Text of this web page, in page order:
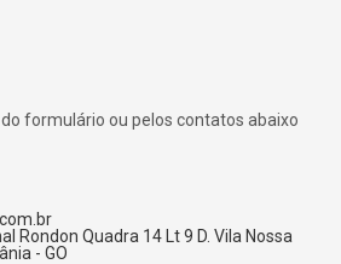
formulário ou pelos contatos abaixo
Rondon Quadra 14 Lt 9 D. Vila Nossa
- GO